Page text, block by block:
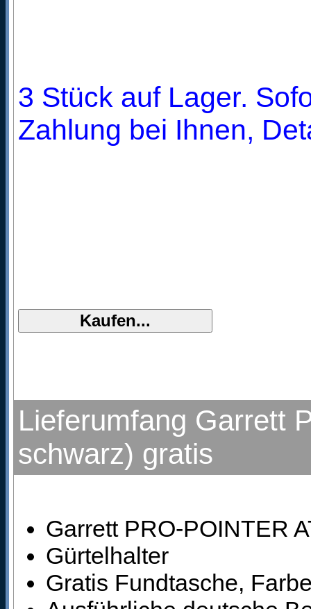
3 Stück auf Lager.
Zahlung bei Ihnen,
Lieferumfang Garrett
schwarz) gratis
Garrett PRO-POINTER
Gürtelhalter
Gratis Fundtasche,